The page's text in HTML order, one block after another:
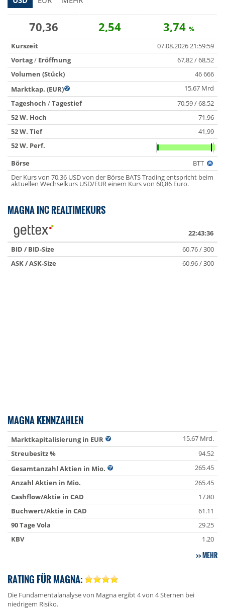
70,36 2,54 3,74 %
Kurszeit
07.08.2026 21:59:59
Vortag/ Eröffnung
67,82 / 68,52
Volumen (Stück)
46 666
Marktkap. (EUR)
15,67 Mrd
Tageshoch /Tagestief
70,59 / 68,52
52 W. Hoch
71,96
52 W. Tief
41,99
52 W. Perf.
Börse
BTT
Der Kurs von 70,36 USD von der Börse BATS Trading entspricht beim
aktuellen Wechselkurs USD/EUR einem Kurs von 60,86 Euro.
MAGNA INC REALTIMEKURS
22:43:36
BID / BID-Size
60.76 / 300
ASK / ASK-Size
60.96 / 300
MAGNA KENNZAHLEN
Marktkapitalisierung in EUR
15.67 Mrd.
Streubesitz %
94.52
Gesamtanzahl Aktien in Mio.
265.45
Anzahl Aktien in Mio.
265.45
Cashflow/Aktie in CAD
17.80
Buchwert/Aktie in CAD
61.11
90 Tage Vola
29.25
KBV
1.20
MEHR
RATING FÜR MAGNA:
Die Fundamentalanalyse von Magna ergibt 4 von 4 Sternen bei
niedrigem Risiko.